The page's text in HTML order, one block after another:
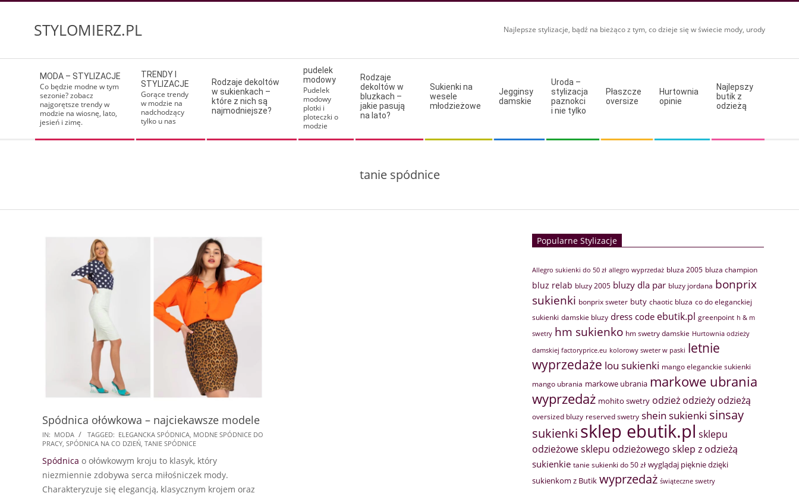
STYLOMIERZ.PL Najlepsze stylizacje, bądź na bieżąco z tym, co dzieje się w świecie mody, urody
Navigation
Menu
MODA – STYLIZACJE
Co będzie modne w tym
sezonie? zobacz
najgorętsze trendy w
modzie na wiosnę, lato,
jesień i zimę.
TRENDY I
STYLIZACJE
Gorące trendy
w modzie na
nadchodzący
tylko u nas
Rodzaje dekoltów
w sukienkach –
które z nich są
najmodniejsze?
pudelek
modowy
Pudelek
modowy
plotki i
ploteczki o
modzie
Rodzaje
dekoltów w
bluzkach –
jakie pasują
na lato?
Sukienki na
wesele
młodzieżowe
Jegginsy
damskie
Uroda –
stylizacja
paznokci
i nie tylko
Płaszcze
oversize
Hurtownia
opinie
Najlepszy
butik z
odzieżą
tanie spódnice
Spódnica ołówkowa – najciekawsze modele
2024-
09-
09
IN: MODA TAGGED: ELEGANCKA SPÓDNICA, MODNE SPÓDNICE DO
PRACY, SPÓDNICA NA CO DZIEŃ, TANIE SPÓDNICE
Spódnica o ołówkowym kroju to klasyk, który
niezmiennie zdobywa serca miłośniczek mody.
Charakteryzuje się elegancją, klasycznym krojem oraz
Popularne Stylizacje
Allegro sukienki do 50 zł allegro wyprzedaż bluza 2005 bluza champion
bluz relab bluzy 2005 bluzy dla par bluzy jordana bonprix
sukienki bonprix sweter buty chaotic bluza co do eleganckiej
sukienki damskie bluzy dress code ebutik.pl greenpoint h & m
swetry hm sukienko hm swetry damskie Hurtownia odzieży
damskiej factoryprice.eu kolorowy sweter w paski letnie
wyprzedaże lou sukienki mango eleganckie sukienki
mango ubrania markowe ubrania markowe ubrania
wyprzedaż mohito swetry odzież odzieży odzieżą
oversized bluzy reserved swetry shein sukienki sinsay
sukienki sklep ebutik.pl sklepu
odzieżowesklepu odzieżowego sklep z odzieżą
sukienkie tanie sukienki do 50 zł wyglądaj pięknie dzięki
sukienkom z Butik wyprzedaż świąteczne swetry